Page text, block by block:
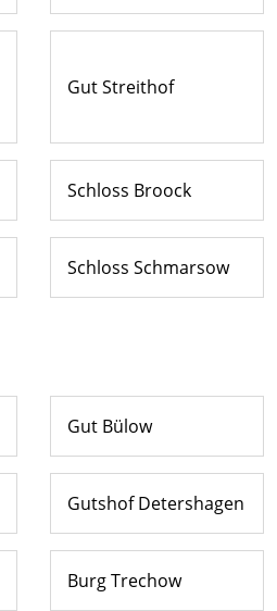
Gut Streithof
Schloss Broock
Schloss Schmarsow
Gut Bülow
Gutshof Detershagen
Burg Trechow